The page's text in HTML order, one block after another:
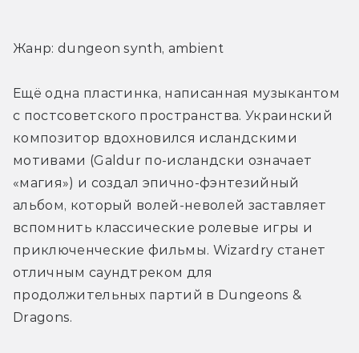
Жанр: dungeon synth, ambient
Ещё одна пластинка, написанная музыкантом
с постсоветского пространства. Украинский
композитор вдохновился исландскими
мотивами (Galdur по-исландски означает
«магия») и создал эпично-фэнтезийный
альбом, который волей-неволей заставляет
вспомнить классические ролевые игры и
приключенческие фильмы. Wizardry станет
отличным саундтреком для
продолжительных партий в Dungeons &
Dragons.